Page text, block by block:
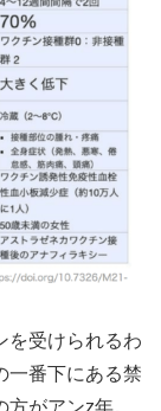
を受けられるわ
一番下にある禁